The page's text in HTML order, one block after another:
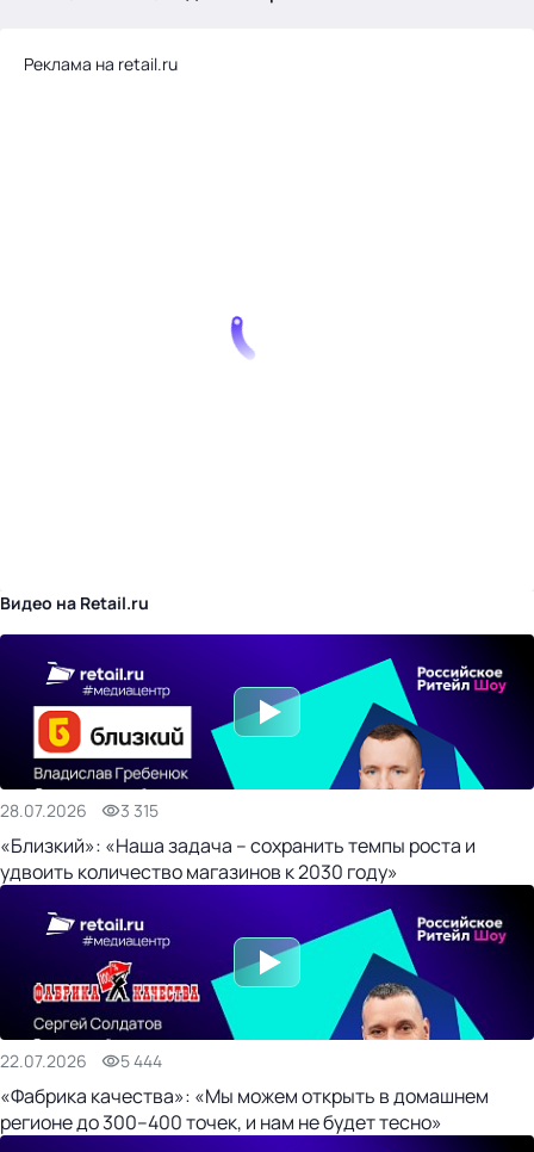
Реклама на retail.ru
Видео на Retail.ru
28.07.2026 3 315
«Близкий»: «Наша задача – сохранить темпы роста и
удвоить количество магазинов к 2030 году»
22.07.2026 5 444
«Фабрика качества»: «Мы можем открыть в домашнем
регионе до 300–400 точек, и нам не будет тесно»